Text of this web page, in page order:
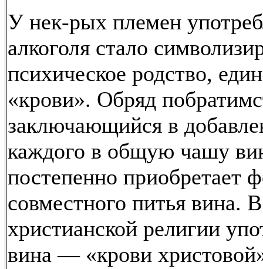
У нек-рых племен
алкоголя стало
психическое родство,
«крови». Обряд
заключающийся в
каждого в общую чашу
постепенно приобретает
совместного питья вина. В
христианской религии
вина — «крови